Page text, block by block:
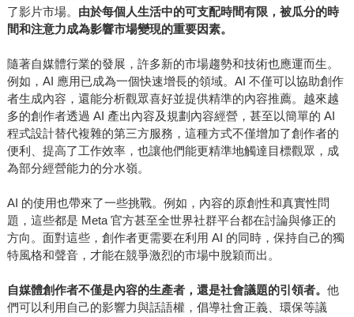
了影片市場。 由於每個人生活中的可支配時間有限，被瓜分的時
間和注意力成為影響市場變現的重要因素。
隨著自媒體行業的發展，許多新的市場趨勢和技術也應運而生。
例如，AI 應用已成為一個快速增長的領域。AI 不僅可以協助創作
者生成內容，還能分析觀眾喜好並提供精準的內容推薦。越來越
多的創作者透過 AI 產出內容及規劃內容經營，甚至以簡單的 AI
程式設計替代複雜的第三方服務，這種方式不僅增加了創作者的
便利、提高了工作效率，也讓他們能更精準地觸達目標觀眾，成
為部分經營能力的分水嶺。
AI 的使用也帶來了一些挑戰。例如，內容的原創性和真實性問
題，這些都是 Meta 官方甚至全世界社群平台都在討論與修正的
方向。面對這些，創作者更需要在利用 AI 的同時，保持自己的獨
特風格和聲音，才能在競爭激烈的市場中脫穎而出。
自媒體創作者不僅是內容的生產者，還是社會議題的引領者。 他
們可以利用自己的影響力與話語權，倡導社會正義、環保等議